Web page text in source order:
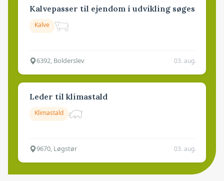
Kalvepasser til ejendom i udvikling søges
Kalve
6392, Bolderslev 03. aug.
Leder til klimastald
Klimastald
9670, Løgstør 03. aug.